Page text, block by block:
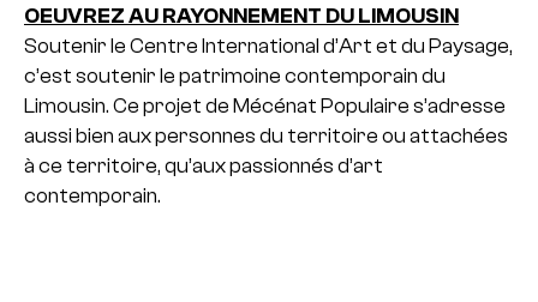
OEUVREZ AU RAYONNEMENT DU LIMOUSIN
Soutenir le Centre International d’Art et du Paysage,
c’est soutenir le patrimoine contemporain du
Limousin. Ce projet de Mécénat Populaire s’adresse
aussi bien aux personnes du territoire ou attachées
à ce territoire, qu’aux passionnés d’art
contemporain.